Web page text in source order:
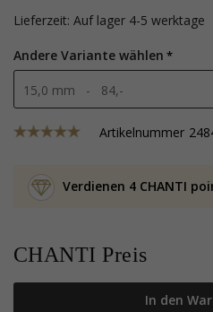
Lieferzeit: Auf lager 4-5 werktage
Andere Variante wählen
15,0 mm - 84,-
Artikelnummer
Verdienen 4 CHANTI
CHANTI Preis
In den